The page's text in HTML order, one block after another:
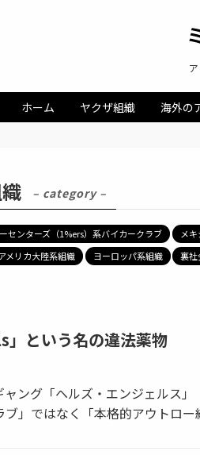
ホーム ヤクザ組織 海外の
– category –
センターズ（1%ers）系バイカークラブ メ
メリカ大陸系組織 ヨーロッパ系組織 裏社
」という名の違法薬物
ング「ヘルズ・エンジェルス
ブ」ではなく「本格的アウトロー